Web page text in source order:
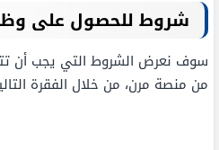
شروط للحصول على
سوف نعرض الشروط التي يجب أن
من منصة مرن، من خلال الفقرة